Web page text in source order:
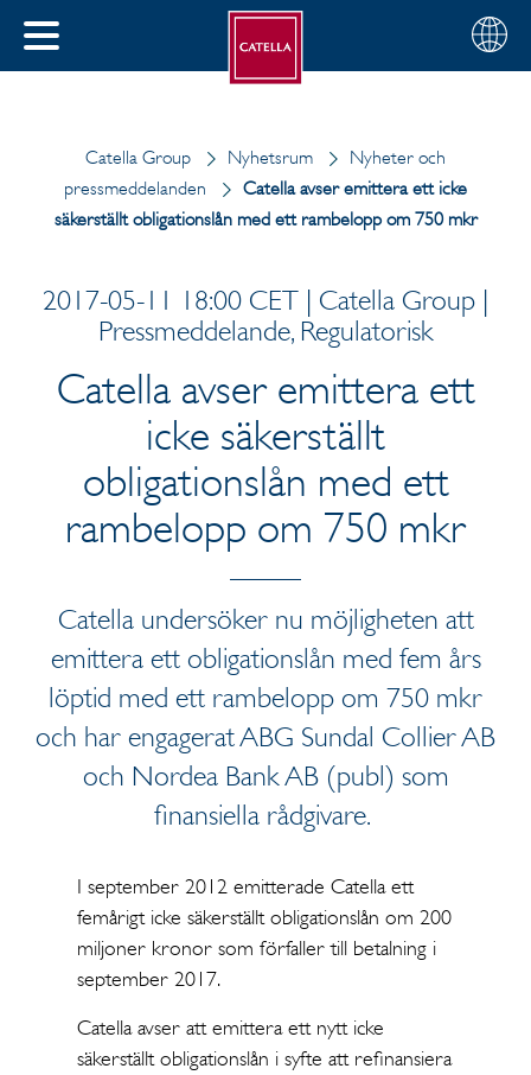
STÄNG
Välj
din
Svenska
Catella Group Nyhetsrum
Nyheter och
pressmeddelanden
Catella avser emittera ett icke
säkerställt obligationslån med ett rambelopp om 750 mkr
2017-05-11 18:00 CET | Catella Group |
Pressmeddelande, Regulatorisk
Catella avser emittera ett
icke säkerställt
obligationslån med ett
rambelopp om 750 mkr
Catella undersöker nu möjligheten att
emittera ett obligationslån med fem års
löptid med ett rambelopp om 750 mkr
och har engagerat ABG Sundal Collier AB
och Nordea Bank AB (publ) som
finansiella rådgivare.
I september 2012 emitterade Catella ett
femårigt icke säkerställt obligationslån om 200
miljoner kronor som förfaller till betalning i
september 2017.
Catella avser att emittera ett nytt icke
säkerställt obligationslån i syfte att refinansiera